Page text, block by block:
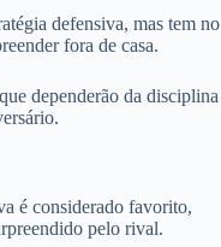
defensiva, mas tem no
fora de casa.
dependerão da disciplina
é considerado favorito,
pelo rival.